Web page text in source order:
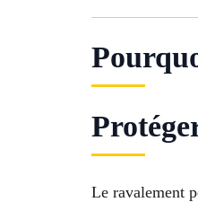
Le ravalement